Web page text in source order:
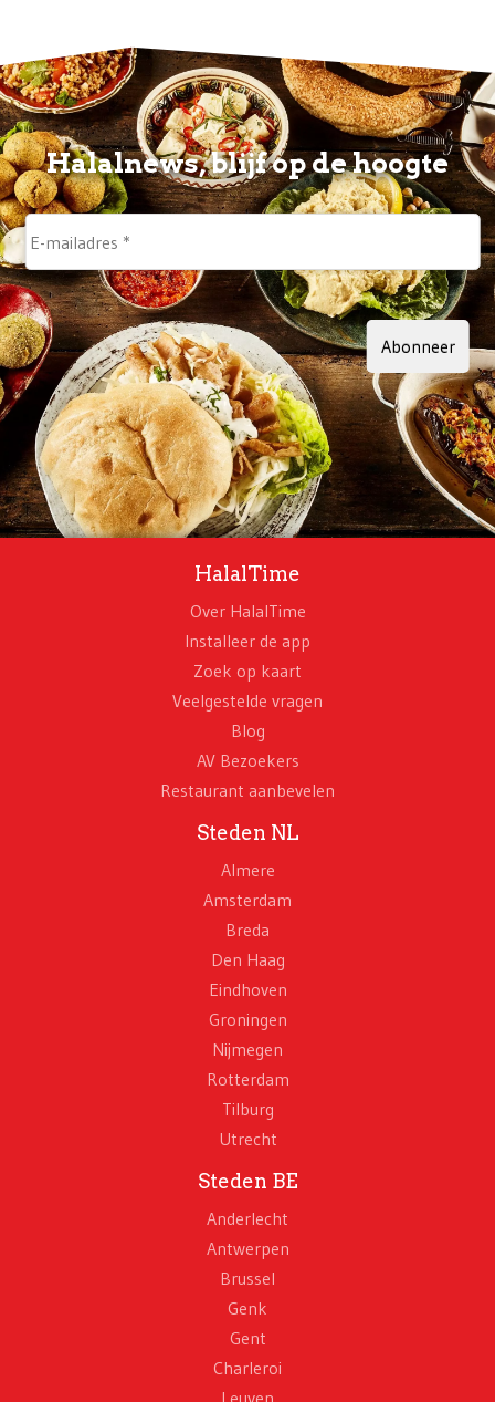
Abonneer
Halalnews, blijf op de hoogte
HalalTime
Over HalalTime
Installeer de app
Zoek op kaart
Veelgestelde vragen
Blog
AV Bezoekers
Restaurant aanbevelen
Steden NL
Almere
Amsterdam
Breda
Den Haag
Eindhoven
Groningen
Nijmegen
Rotterdam
Tilburg
Utrecht
Steden BE
Anderlecht
Antwerpen
Brussel
Genk
Gent
Charleroi
Leuven